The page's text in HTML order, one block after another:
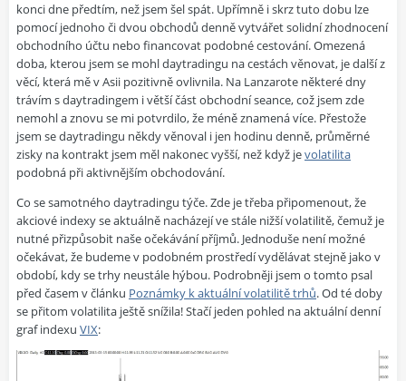
konci dne předtím, než jsem šel spát. Upřímně i skrz tuto dobu lze
pomocí jednoho či dvou obchodů denně vytvářet solidní zhodnocení
obchodního účtu nebo financovat podobné cestování. Omezená
doba, kterou jsem se mohl daytradingu na cestách věnovat, je další z
věcí, která mě v Asii pozitivně ovlivnila. Na Lanzarote některé dny
trávím s daytradingem i větší část obchodní seance, což jsem zde
nemohl a znovu se mi potvrdilo, že méně znamená více. Přestože
jsem se daytradingu někdy věnoval i jen hodinu denně, průměrné
zisky na kontrakt jsem měl nakonec vyšší, než když jevolatilita
podobná při aktivnějším obchodování.
Co se samotného daytradingu týče. Zde je třeba připomenout, že
akciové indexy se aktuálně nacházejí ve stále nižší volatilitě, čemuž je
nutné přizpůsobit naše očekávání příjmů. Jednoduše není možné
očekávat, že budeme v podobném prostředí vydělávat stejně jako v
období, kdy se trhy neustále hýbou. Podrobněji jsem o tomto psal
před časem v článku Poznámky k aktuální volatilitě trhů. Od té doby
se přitom volatilita ještě snížila! Stačí jeden pohled na aktuální denní
graf indexu VIX: